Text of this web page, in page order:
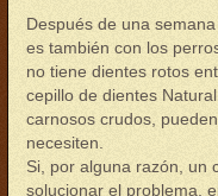
Después de una
es también con los
no tiene dientes rotos
cepillo de dientes
carnosos crudos,
necesiten.
Si, por alguna razón, un
solucionar el problema,